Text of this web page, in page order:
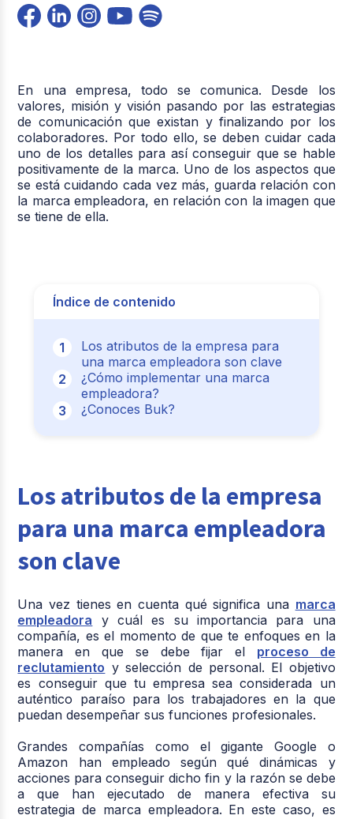
En una empresa, todo se comunica. Desde los
valores, misión y visión pasando por las estrategias
de comunicación que existan y finalizando por los
colaboradores. Por todo ello, se deben cuidar cada
uno de los detalles para así conseguir que se hable
positivamente de la marca. Uno de los aspectos que
se está cuidando cada vez más, guarda relación con
la marca empleadora, en relación con la imagen que
se tiene de ella.
Índice de contenido
Los atributos de la empresa para
una marca empleadora son clave
¿Cómo implementar una marca
empleadora?
¿Conoces Buk?
Los atributos de la empresa
para una marca empleadora
son clave
Una vez tienes en cuenta qué significa una marca
empleadora y cuál es su importancia para una
compañía, es el momento de que te enfoques en la
manera en que se debe fijar el proceso de
reclutamiento y selección de personal. El objetivo
es conseguir que tu empresa sea considerada un
auténtico paraíso para los trabajadores en la que
puedan desempeñar sus funciones profesionales.
Grandes compañías como el gigante Google o
Amazon han empleado según qué dinámicas y
acciones para conseguir dicho fin y la razón se debe
a que han ejecutado de manera efectiva su
estrategia de marca empleadora. En este caso, es